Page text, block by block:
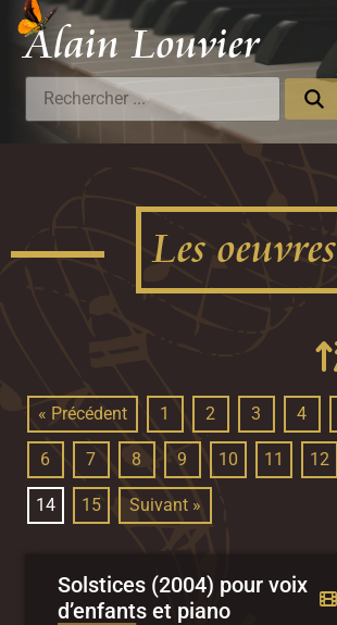
Alain LouvierCompositeur
Les oeuvres
« Précédent 1 2 3 4
6 7 8 9 10 11 12
14 15 Suivant »
Solstices (2004) pour voix
d’enfants et piano